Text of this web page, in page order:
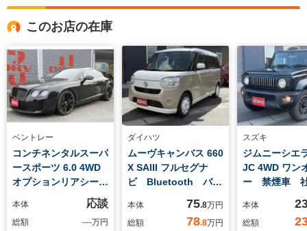
このお店の在庫
ベントレー
コンチネンタルスーパ
ースポーツ 6.0 4WD
オプションリアシー
ト オレンジ内装 禁
煙車 車庫保管 バッ
クカメラ 6.0 正規
本体 応談
総額 ---万円
ダイハツ
ムーヴキャンバス 660
X SAIII フルセグナ
ビ Bluetooth バッ
年製スタッドレス車載
本体 75.8万円
総額
78.8万円
スズキ
ジムニーシエ
JC 4WD ワン
ー 禁煙車
応マフラー
ミ有り 社外
本体
総額